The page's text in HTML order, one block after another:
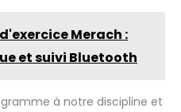
Merach :
et suivi Bluetooth
à notre discipline et